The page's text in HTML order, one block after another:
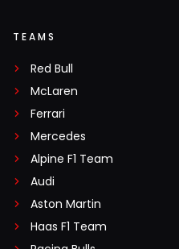
TEAMS
Red Bull
McLaren
Ferrari
Mercedes
Alpine F1 Team
Audi
Aston Martin
Haas F1 Team